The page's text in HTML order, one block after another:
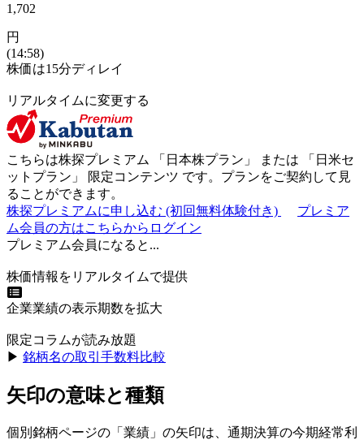
1,702
円
(14:58)
株価は15分ディレイ
リアルタイムに変更する
こちらは株探プレミアム 「 日本株プラン 」 または 「 日米セ
ットプラン 」 限定コンテンツ です。プランをご契約して見
ることができます。
株探プレミアムに申し込む (初回無料体験付き)
プレミア
ム会員の方はこちらからログイン
プレミアム会員になると...
株価情報をリアルタイムで提供
企業業績の表示期数を拡大
限定コラムが読み放題
▶︎ 銘柄名の取引手数料比較
矢印の意味と種類
個別銘柄ページの「業績」の矢印は、通期決算の今期経常利